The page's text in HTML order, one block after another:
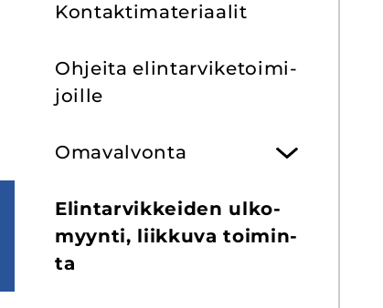
Kon­tak­ti­ma­te­ri­aa­lit
Oh­jei­ta elin­tar­vi­ke­toi­mi­
joil­le
Oma­val­von­ta
Elin­tar­vik­kei­den ul­ko­
myyn­ti, liik­ku­va toi­min­
ta